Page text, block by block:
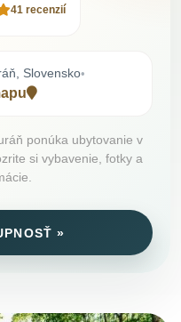
41 recenzií
Slovensko•
ponúka ubytovanie v
si vybavenie, fotky a
»